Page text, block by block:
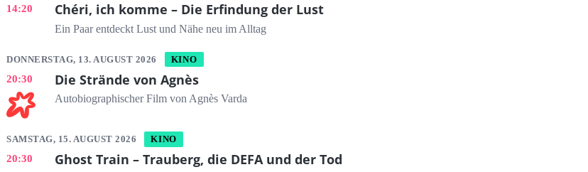
14:20 Chéri, ich komme – Die Erfindung der Lust
Ein Paar entdeckt Lust und Nähe neu im Alltag
DONNERSTAG, 13. AUGUST 2026 KINO
20:30 Die Strände von Agnès
Autobiographischer Film von Agnès Varda
SAMSTAG, 15. AUGUST 2026 KINO
20:30 Ghost Train – Trauberg, die DEFA und der Tod